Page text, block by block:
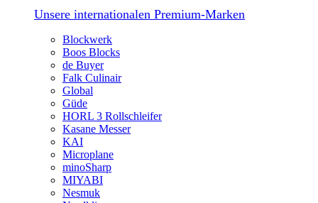
Unsere internationalen Premium-Marken
Blockwerk
Boos Blocks
de Buyer
Falk Culinair
Global
Güde
HORL 3 Rollschleifer
Kasane Messer
KAI
Microplane
minoSharp
MIYABI
Nesmuk